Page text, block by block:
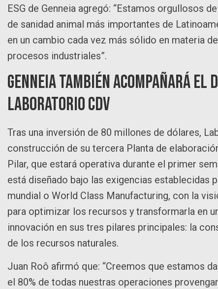
ESG de Genneia agregó: “Estamos orgullosos
de sanidad animal más importantes de
en un cambio cada vez más sólido en materia
procesos industriales”.
Genneia también acompañará
Laboratorio CDV
Tras una inversión de 80 millones de dólares,
construcción de su tercera Planta de
Pilar, que estará operativa durante el primer
está diseñado bajo las exigencias establecidas
mundial o World Class Manufacturing, con la
para optimizar los recursos y transformarla en
innovación en sus tres pilares principales: la
de los recursos naturales.
Juan Roô afirmó que: “Creemos que estamos
el 80% de todas nuestras operaciones